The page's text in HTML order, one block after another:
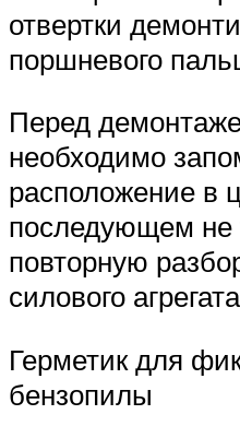
отвертки
поршневого
Перед
необходимо
расположение в
последующем не
повторную
силового
Герметик для
бензопилы